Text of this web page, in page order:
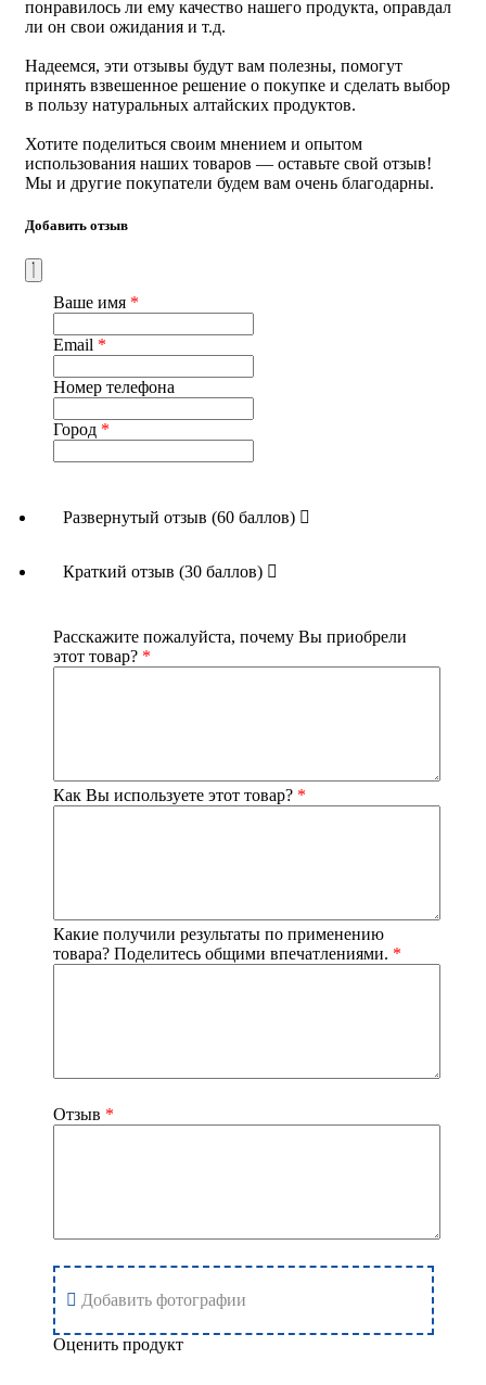
кислоту, медь, витамин С, марганец, цинк. При
совместном употреблении они работают синергично и
помогают избавиться от следующих болезней:
фиброма матки;
миома;
бесплодие;
эндометроз;
полипоз;
маточное кровотечение;
геморрой;
сахарный диабет;
заболевания мочеполовой системы;
поддержания молодости. Микроэлементы в его составе
восстанавливают выработку коллагена и замедляют
процессы старения.
Способ приготовления целебного средства
столовых ложки сухой смеси 500 мл кипятка.
полчаса до еды.
Для лечения женских заболеваний спринцеванием
Залейте 50 г травы 500 мл водки и настаивайте смесь в
течение двух недель в темном прохладном месте. Курс
трав, однако не каждый производитель соблюдает все
необходимые правила в процессе сбора, хранения и
фасовки продукции. Интернет-магазин 'Алтайвита'
покупку вы можете после получения посылки. Доставка
Страна производства: Россия
понравилось ли ему качество нашего продукта, оправдал
ли он свои ожидания и т.д.
Надеемся, эти отзывы будут вам полезны, помогут
принять взвешенное решение о покупке и сделать выбор
в пользу натуральных алтайских продуктов.
Хотите поделиться своим мнением и опытом
использования наших товаров — оставьте свой отзыв!
Мы и другие покупатели будем вам очень благодарны.
Добавить отзыв
Ваше имя *
Email *
Номер телефона
Город *
Развернутый отзыв (60 баллов)
Краткий отзыв (30 баллов)
Расскажите пожалуйста, почему Вы приобрели
этот товар? *
Как Вы используете этот товар? *
Какие получили результаты по применению
товара? Поделитесь общими впечатлениями. *
Отзыв *
Добавить фотографии
Оценить продукт